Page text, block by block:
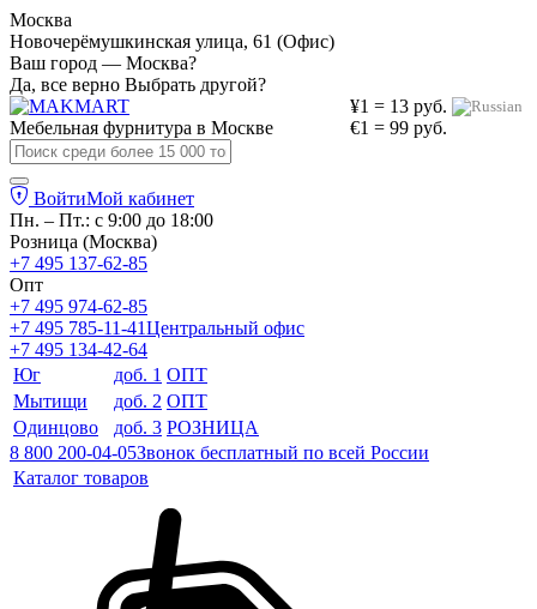
Москва
Новочерёмушкинская улица, 61 (Офис)
Ваш город — Москва?
Да, все верно Выбрать другой?
¥1 = 13 руб.
€1 = 99 руб.
Мебельная фурнитура в Москве
ВойтиМой кабинет
Пн. – Пт.: с 9:00 до 18:00
Розница (Москва)
+7 495 137-62-85
Опт
+7 495 974-62-85
+7 495 785-11-41Центральный офис
+7 495 134-42-64
Юг
доб. 1 ОПТ
Мытищи
доб. 2 ОПТ
Одинцово
доб. 3 РОЗНИЦА
8 800 200-04-05Звонок бесплатный по всей России
Каталог товаров